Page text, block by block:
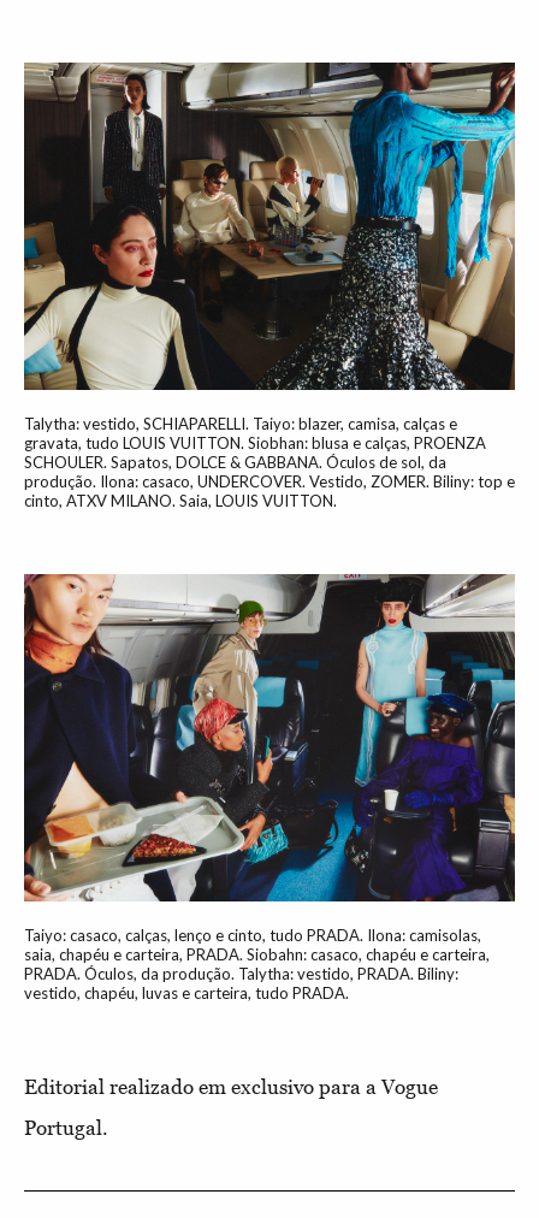
Talytha: vestido, SCHIAPARELLI. Taiyo: blazer, camisa, calças e
gravata, tudo LOUIS VUITTON. Siobhan: blusa e calças, PROENZA
SCHOULER. Sapatos, DOLCE & GABBANA. Óculos de sol, da
produção. Ilona: casaco, UNDERCOVER. Vestido, ZOMER. Biliny: top e
cinto, ATXV MILANO. Saia, LOUIS VUITTON.
Taiyo: casaco, calças, lenço e cinto, tudo PRADA. Ilona: camisolas,
saia, chapéu e carteira, PRADA. Siobahn: casaco, chapéu e carteira,
PRADA. Óculos, da produção. Talytha: vestido, PRADA. Biliny:
vestido, chapéu, luvas e carteira, tudo PRADA.
Editorial realizado em exclusivo para a Vogue
Portugal.